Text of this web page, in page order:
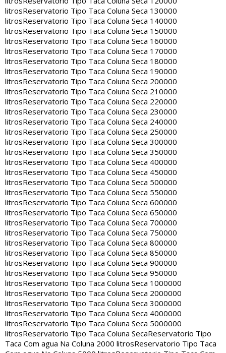
litrosReservatorio Tipo Taca Coluna Seca 130000
litrosReservatorio Tipo Taca Coluna Seca 140000
litrosReservatorio Tipo Taca Coluna Seca 150000
litrosReservatorio Tipo Taca Coluna Seca 160000
litrosReservatorio Tipo Taca Coluna Seca 170000
litrosReservatorio Tipo Taca Coluna Seca 180000
litrosReservatorio Tipo Taca Coluna Seca 190000
litrosReservatorio Tipo Taca Coluna Seca 200000
litrosReservatorio Tipo Taca Coluna Seca 210000
litrosReservatorio Tipo Taca Coluna Seca 220000
litrosReservatorio Tipo Taca Coluna Seca 230000
litrosReservatorio Tipo Taca Coluna Seca 240000
litrosReservatorio Tipo Taca Coluna Seca 250000
litrosReservatorio Tipo Taca Coluna Seca 300000
litrosReservatorio Tipo Taca Coluna Seca 350000
litrosReservatorio Tipo Taca Coluna Seca 400000
litrosReservatorio Tipo Taca Coluna Seca 450000
litrosReservatorio Tipo Taca Coluna Seca 500000
litrosReservatorio Tipo Taca Coluna Seca 550000
litrosReservatorio Tipo Taca Coluna Seca 600000
litrosReservatorio Tipo Taca Coluna Seca 650000
litrosReservatorio Tipo Taca Coluna Seca 700000
litrosReservatorio Tipo Taca Coluna Seca 750000
litrosReservatorio Tipo Taca Coluna Seca 800000
litrosReservatorio Tipo Taca Coluna Seca 850000
litrosReservatorio Tipo Taca Coluna Seca 900000
litrosReservatorio Tipo Taca Coluna Seca 950000
litrosReservatorio Tipo Taca Coluna Seca 1000000
litrosReservatorio Tipo Taca Coluna Seca 2000000
litrosReservatorio Tipo Taca Coluna Seca 3000000
litrosReservatorio Tipo Taca Coluna Seca 4000000
litrosReservatorio Tipo Taca Coluna Seca 5000000
litrosReservatorio Tipo Taca Coluna SecaReservatorio Tipo
Taca Com agua Na Coluna 2000 litrosReservatorio Tipo Taca